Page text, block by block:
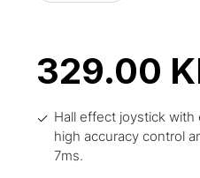
329.00
Hall effect joystick
high accuracy control
7ms.